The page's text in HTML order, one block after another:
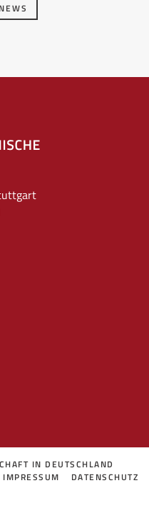
IN DEUTSCHLAND
IMPRESSUM
DATENSCHUTZ